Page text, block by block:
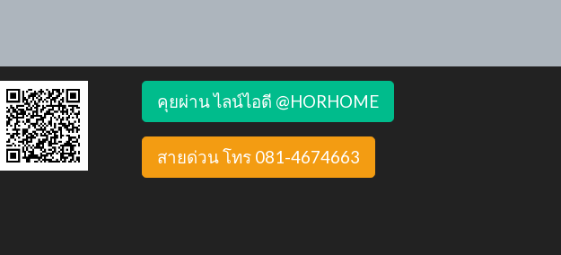
คุยผ่าน ไลน์ไอดี @HORHOME
สายด่วน โทร 081-4674663